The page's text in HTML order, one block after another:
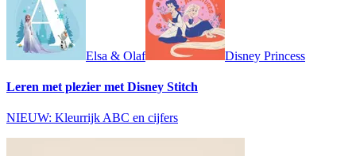
Elsa & Olaf Disney Princess
Leren met plezier met Disney Stitch
NIEUW: Kleurrijk ABC en cijfers